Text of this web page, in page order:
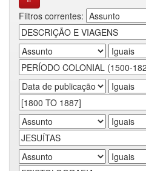
Filtros correntes: